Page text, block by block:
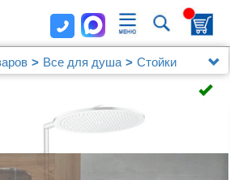
Все для душа
Стойки
Showerpipe 27984000 хром